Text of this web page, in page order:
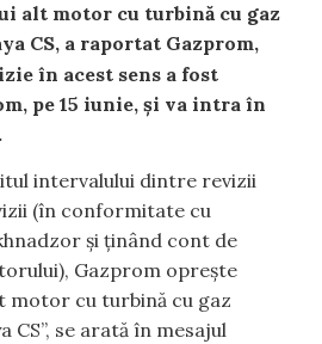
alt motor cu turbină cu gaz
CS, a raportat Gazprom,
în acest sens a fost
pe 15 iunie, și va intra în
intervalului dintre revizii
(în conformitate cu
și ținând cont de
Gazprom oprește
motor cu turbină cu gaz
CS”, se arată în mesajul